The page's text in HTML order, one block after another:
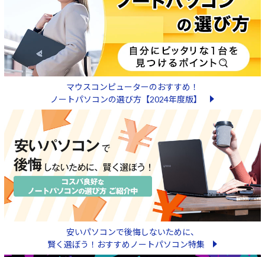
マウスコンピューターのおすすめ！
ノートパソコンの選び方【2024年度版】
安いパソコンで後悔しないために、
賢く選ぼう！おすすめノートパソコン特集